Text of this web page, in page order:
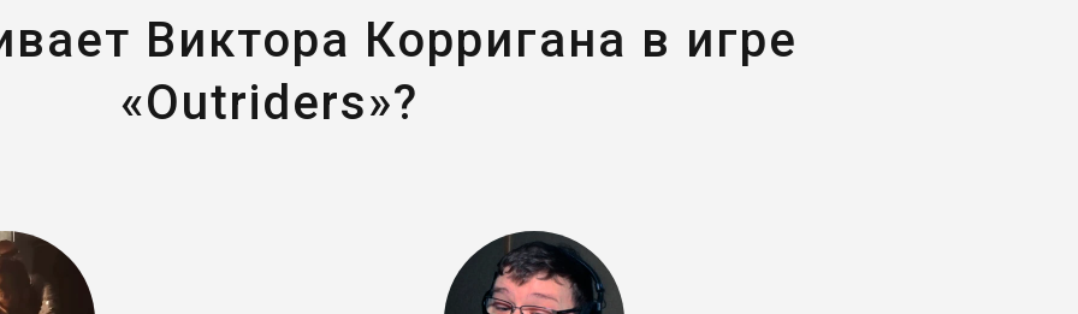
Виктора Корригана в игре
«Outriders»?